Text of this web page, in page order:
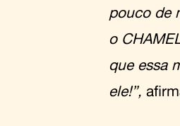
pouco de
o
que essa
ele!”,